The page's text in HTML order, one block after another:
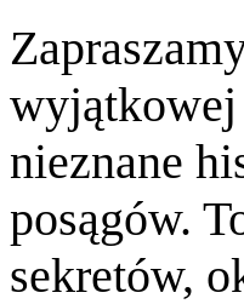
wyjątkowej
nieznane
posągów.
sekretów,